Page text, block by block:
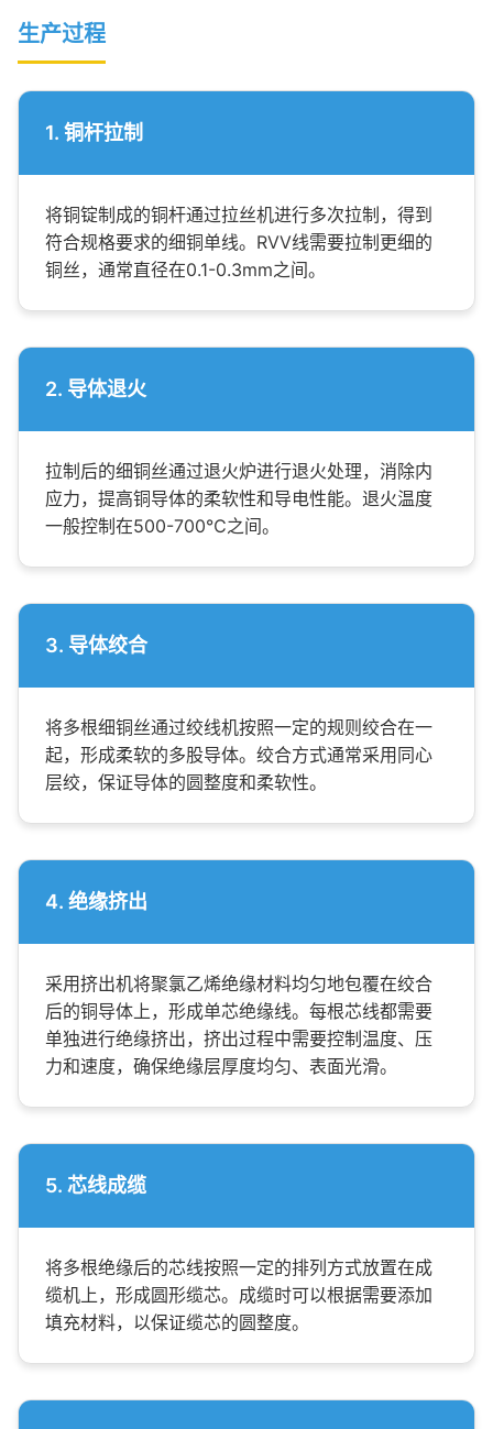
生产过程
1. 铜杆拉制
将铜锭制成的铜杆通过拉丝机进行多次拉制，得到
符合规格要求的细铜单线。RVV线需要拉制更细的
铜丝，通常直径在0.1-0.3mm之间。
2. 导体退火
拉制后的细铜丝通过退火炉进行退火处理，消除内
应力，提高铜导体的柔软性和导电性能。退火温度
一般控制在500-700℃之间。
3. 导体绞合
将多根细铜丝通过绞线机按照一定的规则绞合在一
起，形成柔软的多股导体。绞合方式通常采用同心
层绞，保证导体的圆整度和柔软性。
4. 绝缘挤出
采用挤出机将聚氯乙烯绝缘材料均匀地包覆在绞合
后的铜导体上，形成单芯绝缘线。每根芯线都需要
单独进行绝缘挤出，挤出过程中需要控制温度、压
力和速度，确保绝缘层厚度均匀、表面光滑。
5. 芯线成缆
将多根绝缘后的芯线按照一定的排列方式放置在成
缆机上，形成圆形缆芯。成缆时可以根据需要添加
填充材料，以保证缆芯的圆整度。